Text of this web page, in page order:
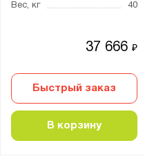
Вес, кг
40
37 666₽
Быстрый заказ
В корзину